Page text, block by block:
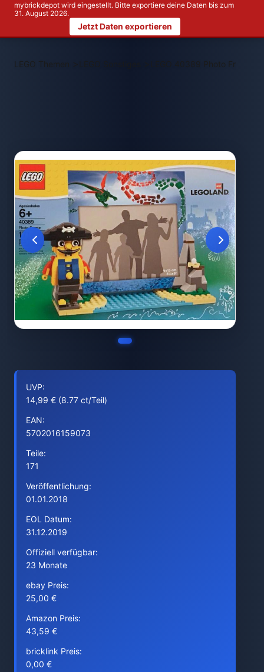
mybrickdepot wird eingestellt. Bitte exportiere deine Daten bis zum
31. August 2026.
Jetzt Daten exportieren
LEGO Themen > LEGO 40389 Photo Frame
UVP:
14,99 € (8.77 ct/Teil)
EAN:
5702016159073
Teile:
171
Veröffentlichung:
01.01.2018
EOL Datum:
31.12.2019
Offiziell verfügbar:
23 Monate
ebay Preis:
25,00 €
Amazon Preis:
43,59 €
bricklink Preis:
0,00 €